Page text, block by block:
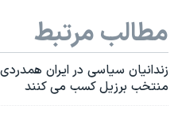
مطالب مرتبط
زندانيان سياسی در ايران
منتخب برزيل کسب می کنند